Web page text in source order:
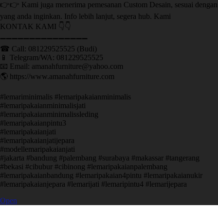
👉👉 Kami juga menerima pemesanan Custom Desain, sesuai dengan
yang anda inginkan. Info lebih lanjut, segera hub. Kami
KONTAK KAMI 👇👇
➖➖➖➖➖➖➖➖➖➖➖➖➖➖➖ ㅤ
☎ Call: 081229525525 (Budi)
📱 Telegram/WA: 081229525525
📧 Email: amanahfurniture@yahoo.com
🌎 https://www.amanahfurniture.com
#lemariminimalis #lemaripakaianminimalis
#lemaripakaianminimalisjati
#lemaripakaianminimalissleding
#lemaripakaianpintu3
#lemaripakaianjati
#lemaripakaianjatijepara
#modellemaripakaianjati
#jakarta #bandung #palembang #surabaya #makassar #tangerang
#bekasi #cibubur #cibinong #lemaripakaianpalembang
#lemaripakaianbandung #lemaripakaian4pintu #lemaripakaianukir
#lemaripakaianjepara #lemarijati #lemaripintu4 #lemarijepara
Open